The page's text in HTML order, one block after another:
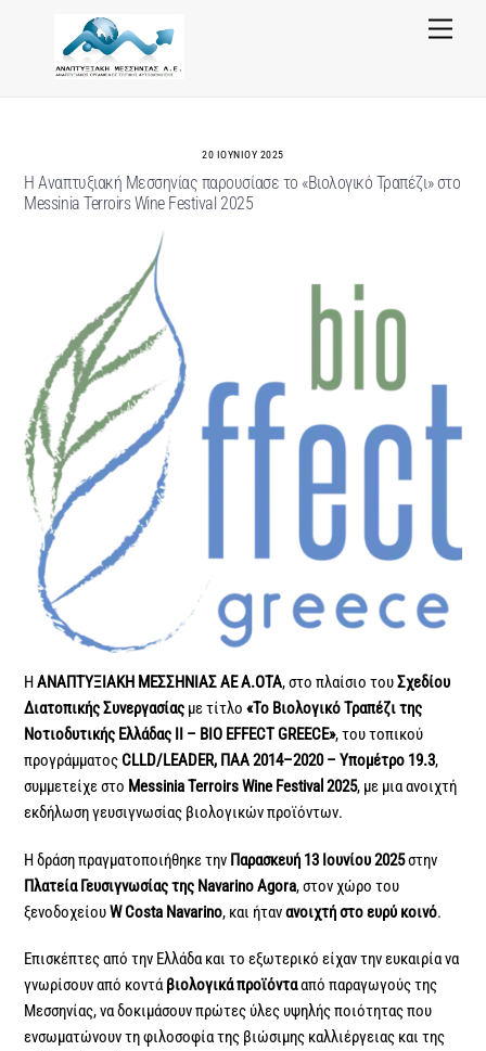
Menu
20 ΙΟΥΝΊΟΥ 2025
Η Αναπτυξιακή Μεσσηνίας παρουσίασε το «Βιολογικό Τραπέζι» στο
Messinia Terroirs Wine Festival 2025
ΗΑΝΑΠΤΥΞΙΑΚΗ ΜΕΣΣΗΝΙΑΣ ΑΕ Α.ΟΤΑ, στο πλαίσιο τουΣχεδίου
Διατοπικής Συνεργασίας με τίτλο«Το Βιολογικό Τραπέζι της
Νοτιοδυτικής Ελλάδας ΙΙ – BIO EFFECT GREECE», του τοπικού
προγράμματος CLLD/LEADER, ΠΑΑ 2014–2020 – Υπομέτρο 19.3,
συμμετείχε στο Messinia Terroirs Wine Festival 2025, με μια ανοιχτή
εκδήλωση γευσιγνωσίας βιολογικών προϊόντων.
Η δράση πραγματοποιήθηκε την Παρασκευή 13 Ιουνίου 2025στην
Πλατεία Γευσιγνωσίας της Navarino Agora, στον χώρο του
ξενοδοχείουW Costa Navarino, και ήτανανοιχτή στο ευρύ κοινό.
Επισκέπτες από την Ελλάδα και το εξωτερικό είχαν την ευκαιρία να
γνωρίσουν από κοντάβιολογικά προϊόντααπό παραγωγούς της
Μεσσηνίας, να δοκιμάσουν πρώτες ύλες υψηλής ποιότητας που
ενσωματώνουν τη φιλοσοφία της βιώσιμης καλλιέργειας και της